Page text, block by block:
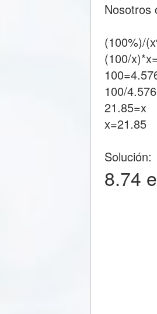
Nosotros
(100%)/
(100/
100/
21.85=x
x=21.85
Solución:
8.74